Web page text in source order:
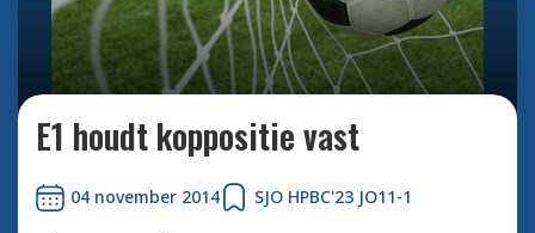
Bekijk alle foto's
E1 houdt koppositie vast
04 november 2014 SJO HPBC'23 JO11-1